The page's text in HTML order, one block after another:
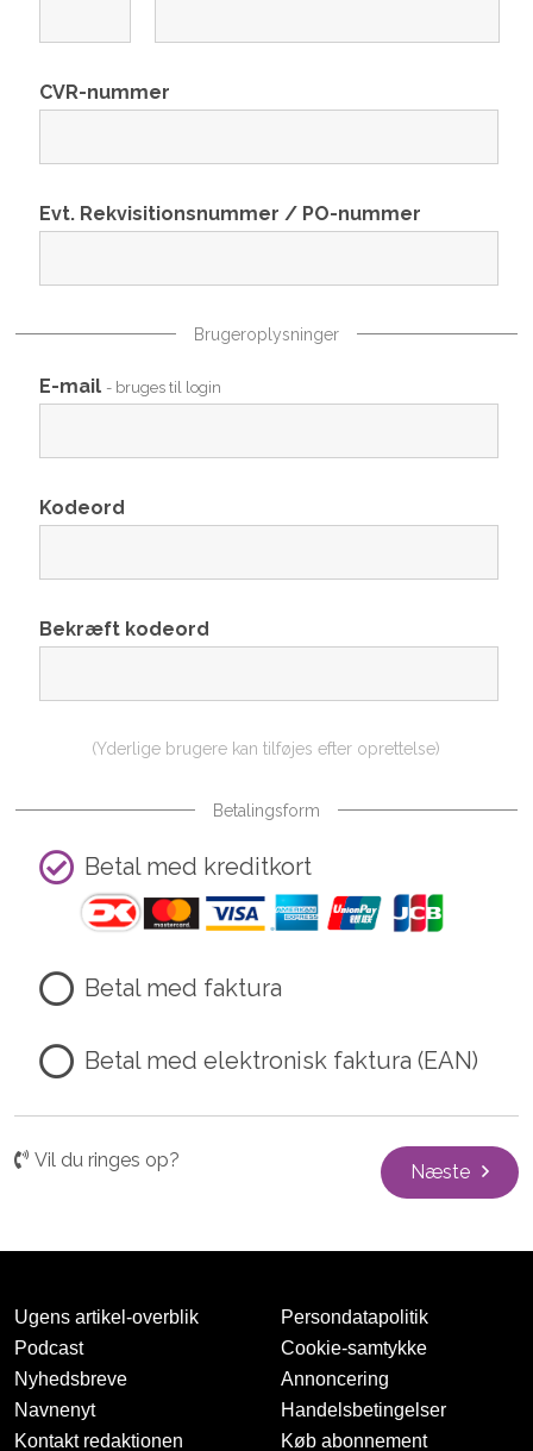
CVR-nummer
Evt. Rekvisitionsnummer / PO-nummer
Brugeroplysninger
E-mail - bruges til login
Kodeord
Bekræft kodeord
(Yderlige brugere kan tilføjes efter oprettelse)
Betalingsform
Betal med kreditkort
Betal med faktura
Betal med elektronisk faktura (EAN)
Vil du ringes op?
Næste
Ugens artikel-overblik
Podcast
Nyhedsbreve
Navnenyt
Kontakt redaktionen
Persondatapolitik
Cookie-samtykke
Annoncering
Handelsbetingelser
Køb abonnement